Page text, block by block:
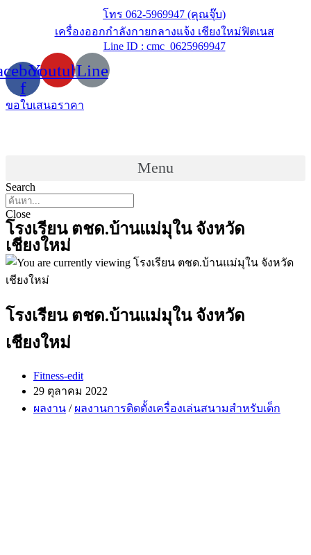
โทร 062-5969947 (คุณจุ๊บ)
เครื่องออกกำลังกายกลางแจ้ง เชียงใหม่ฟิตเนส
Line ID : cmc_0625969947
f
YoutubeLine
ขอใบเสนอราคา
Menu
Search
Close
โรงเรียน ตชด.บ้านแม่มุใน จังหวัด
เชียงใหม่
โรงเรียน ตชด.บ้านแม่มุใน จังหวัด
เชียงใหม่
Post
author:
Fitness-edit
Post
published:
29 ตุลาคม 2022
Post
category:
ผลงาน / ผลงานการติดตั้งเครื่องเล่นสนามสำหรับเด็ก